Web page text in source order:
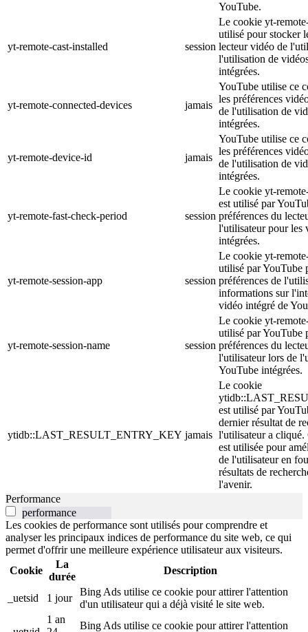
YouTube.
yt-remote-cast-installed session
Le cookie yt-
utilisé pour stocker
lecteur vidéo de
l'utilisation de
intégrées.
yt-remote-connected-devices jamais
YouTube utilise ce
les préférences
de l'utilisation de
intégrées.
yt-remote-device-id jamais
YouTube utilise ce
les préférences
de l'utilisation de
intégrées.
yt-remote-fast-check-period session
Le cookie yt-
est utilisé par
préférences du
l'utilisateur pour les
intégrées.
yt-remote-session-app session
Le cookie yt-
utilisé par YouTube
préférences de
informations sur
vidéo intégré de
yt-remote-session-name session
Le cookie yt-
utilisé par YouTube
préférences du
l'utilisateur lors de
YouTube intégrées.
ytidb::LAST_RESULT_ENTRY_KEY jamais
Le cookie
est utilisé par
dernier résultat de
l'utilisateur a
est utilisée pour
de l'utilisateur en
résultats de
l'avenir.
Performance
performance
Les cookies de performance sont utilisés pour comprendre et
analyser les principaux indices de performance du site web, ce qui
permet d'offrir une meilleure expérience utilisateur aux visiteurs.
Cookie
La
durée
Description
_uetsid 1 jour
Bing Ads utilise ce cookie pour attirer l'attention
d'un utilisateur qui a déjà visité le site web.
1 an
Bing Ads utilise ce cookie pour attirer l'attention